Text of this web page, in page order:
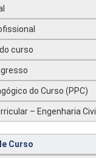
curso
do Curso (PPC)
– Engenharia Civil
Curso